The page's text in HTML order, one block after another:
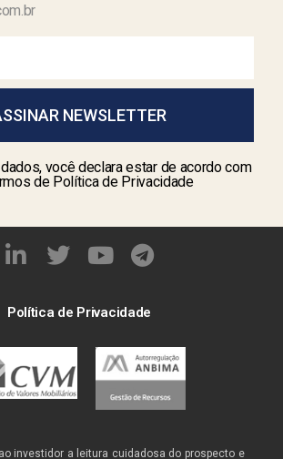
NEWSLETTER
você declara estar de acordo com
de Política de Privacidade
Política de Privacidade
investidor a leitura cuidadosa do prospecto e